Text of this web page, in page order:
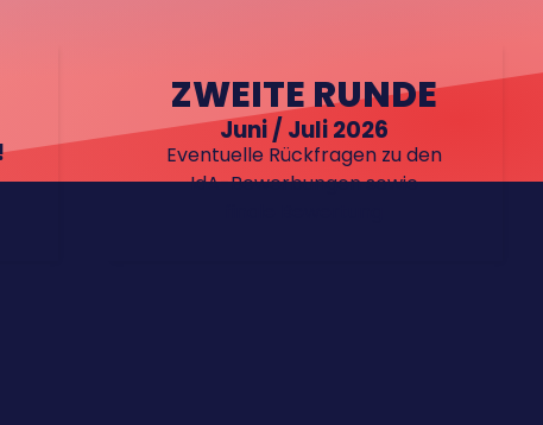
ZWEITE RUNDE
Juni / Juli 2026
Eventuelle Rückfragen zu den
IdA-Bewerbungen sowie